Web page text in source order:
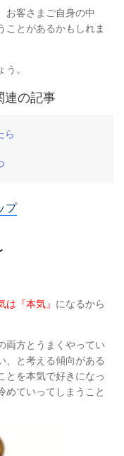
お客さまご自身の中
ことがあるかもしれま
。
連の記事
ら
プ
は『本気』 になるから
両方とうまくやってい
、と考える傾向がある
とを本気で好きになっ
めていってしまうこと